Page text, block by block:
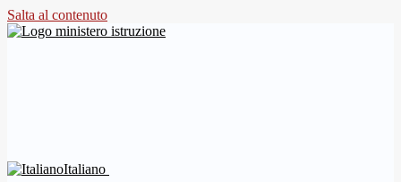
Salta al contenuto
Italiano